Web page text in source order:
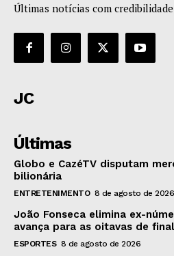
Últimas notícias com
JC
Últimas
Globo e CazéTV disputam
bilionária
ENTRETENIMENTO 8 de agosto de 2026
João Fonseca elimina ex-
avança para as oitavas de
ESPORTES 8 de agosto de 2026